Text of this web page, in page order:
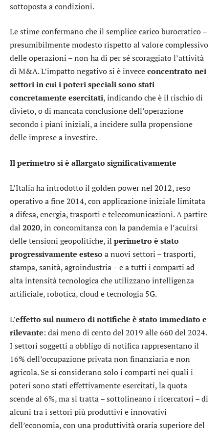
sottoposta a condizioni.
Le stime confermano che il semplice carico burocratico –
presumibilmente modesto rispetto al valore complessivo
delle operazioni – non ha di per sé scoraggiato l’attività
di M&A. L’impatto negativo si è invececoncentrato nei
settori in cui i poteri speciali sono stati
concretamente esercitati, indicando che è il rischio di
divieto, o di mancata conclusione dell’operazione
secondo i piani iniziali, a incidere sulla propensione
delle imprese a investire.
Il perimetro si è allargato significativamente
L’Italia ha introdotto il golden power nel 2012, reso
operativo a fine 2014, con applicazione iniziale limitata
a difesa, energia, trasporti e telecomunicazioni. A partire
dal 2020, in concomitanza con la pandemia e l’acuirsi
delle tensioni geopolitiche, il perimetro è stato
progressivamente esteso a nuovi settori – trasporti,
stampa, sanità, agroindustria – e a tutti i comparti ad
alta intensità tecnologica che utilizzano intelligenza
artificiale, robotica, cloud e tecnologia 5G.
L’effetto sul numero di notifiche è stato immediato e
rilevante: dai meno di cento del 2019 alle 660 del 2024.
I settori soggetti a obbligo di notifica rappresentano il
16% dell’occupazione privata non finanziaria e non
agricola. Se si considerano solo i comparti nei quali i
poteri sono stati effettivamente esercitati, la quota
scende al 6%, ma si tratta – sottolineano i ricercatori – di
alcuni tra i settori più produttivi e innovativi
dell’economia, con una produttività oraria superiore del